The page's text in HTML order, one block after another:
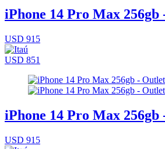
iPhone 14 Pro Max 256gb
USD 915
USD 851
iPhone 14 Pro Max 256gb
USD 915